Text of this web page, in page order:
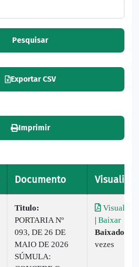
Pesquisar
Exportar CSV
Imprimir
Documento Visualizar
Titulo:
PORTARIA Nº
093, DE 26 DE
MAIO DE 2026
SÚMULA:
Visualizar
| Baixar
Baixado:
vezes